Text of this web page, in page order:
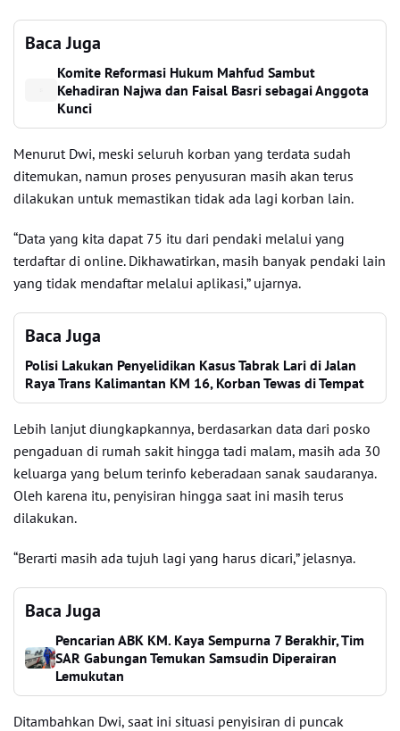
Baca Juga
Komite Reformasi Hukum Mahfud Sambut
Kehadiran Najwa dan Faisal Basri sebagai Anggota
Kunci
Menurut Dwi, meski seluruh korban yang terdata sudah
ditemukan, namun proses penyusuran masih akan terus
dilakukan untuk memastikan tidak ada lagi korban lain.
“Data yang kita dapat 75 itu dari pendaki melalui yang
terdaftar di online. Dikhawatirkan, masih banyak pendaki lain
yang tidak mendaftar melalui aplikasi,” ujarnya.
Baca Juga
Polisi Lakukan Penyelidikan Kasus Tabrak Lari di Jalan
Raya Trans Kalimantan KM 16, Korban Tewas di Tempat
Lebih lanjut diungkapkannya, berdasarkan data dari posko
pengaduan di rumah sakit hingga tadi malam, masih ada 30
keluarga yang belum terinfo keberadaan sanak saudaranya.
Oleh karena itu, penyisiran hingga saat ini masih terus
dilakukan.
“Berarti masih ada tujuh lagi yang harus dicari,” jelasnya.
Baca Juga
Pencarian ABK KM. Kaya Sempurna 7 Berakhir, Tim
SAR Gabungan Temukan Samsudin Diperairan
Lemukutan
Ditambahkan Dwi, saat ini situasi penyisiran di puncak